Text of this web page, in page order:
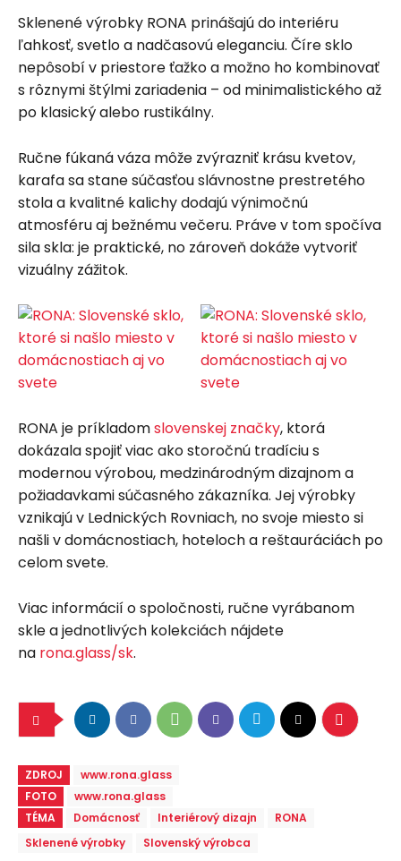
Sklenené výrobky RONA prinášajú do interiéru
ľahkosť, svetlo a nadčasovú eleganciu. Číre sklo
nepôsobí v priestore ťažko a možno ho kombinovať
s rôznymi štýlmi zariadenia – od minimalistického až
po klasický alebo rustikálny.
Ručne fúkaná váza môže zvýrazniť krásu kvetov,
karafa sa stane súčasťou slávnostne prestretého
stola a kvalitné kalichy dodajú výnimočnú
atmosféru aj bežnému večeru. Práve v tom spočíva
sila skla: je praktické, no zároveň dokáže vytvoriť
vizuálny zážitok.
RONA je príkladomslovenskej značky, ktorá
dokázala spojiť viac ako storočnú tradíciu s
modernou výrobou, medzinárodným dizajnom a
požiadavkami súčasného zákazníka. Jej výrobky
vznikajú v Lednických Rovniach, no svoje miesto si
našli v domácnostiach, hoteloch a reštauráciách po
celom svete.
Viac informácií o spoločnosti, ručne vyrábanom
skle a jednotlivých kolekciách nájdete
na rona.glass/sk.
ZDROJ
www.rona.glass
FOTO
www.rona.glass
TÉMA
Domácnosť Interiérový dizajn
RONA
Sklenené výrobky
Slovenský výrobca